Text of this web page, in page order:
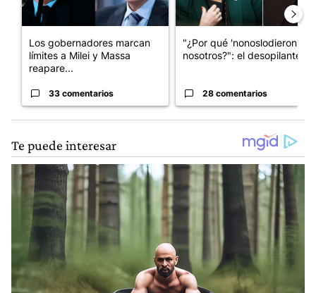
Los gobernadores marcan
límites a Milei y Massa
reapare...
33 comentarios
"¿Por qué 'nonoslodieron' a
nosotros?": el desopilante ...
28 comentarios